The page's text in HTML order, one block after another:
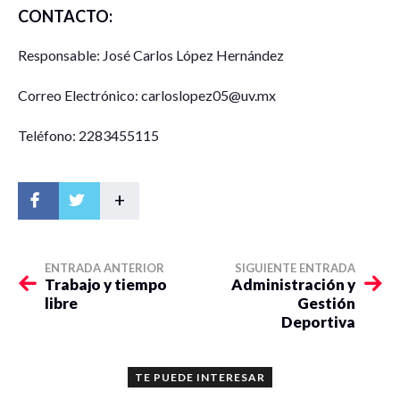
discursos y narrativas que apelan a una solidaridad e
permite entender analítica e empíricamente el
contemporáneas, sus mecanismos de reparación civil, así
como sus constantes crisis.
CONTACTO:
Responsable: José Carlos López Hernández
Correo Electrónico: carloslopez05@uv.mx
Teléfono: 2283455115
+
ENTRADA ANTERIOR
Trabajo y tiempo
libre
SIGUIENTE ENTRADA
Administración y
Gestión
Deportiva
TE PUEDE INTERESAR